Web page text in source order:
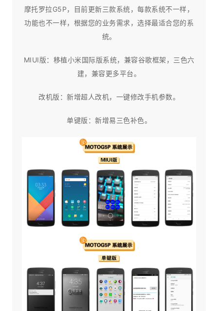
摩托罗拉G5P，目前更新三款系统，每款系统不一样，
功能也不一样，根据您的业务需求，选择最适合您的系
统。
MIUI版：移植小米国际版系统，兼容谷歌框架，三色六
建，兼容更多平台。
改机版：新增超人改机，一键修改手机参数。
单键版：新增易三色补色。